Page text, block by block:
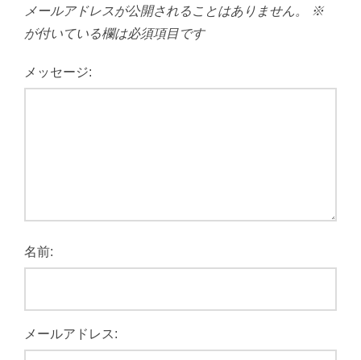
メールアドレスが公開されることはありません。
※
が付いている欄は必須項目です
メッセージ:
名前:
メールアドレス: